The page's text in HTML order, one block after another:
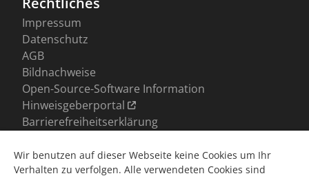
Wir benutzen auf dieser Webseite keine Cookies um Ihr
Verhalten zu verfolgen. Alle verwendeten Cookies sind